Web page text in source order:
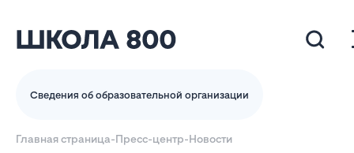
Сведения об образовательной организации
Главная страница-Пресс-центр-Новости